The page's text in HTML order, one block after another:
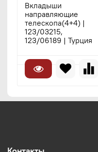
Вкладыши
направляющие
телескопа(4+4) |
123/03215,
123/06189 | Турция